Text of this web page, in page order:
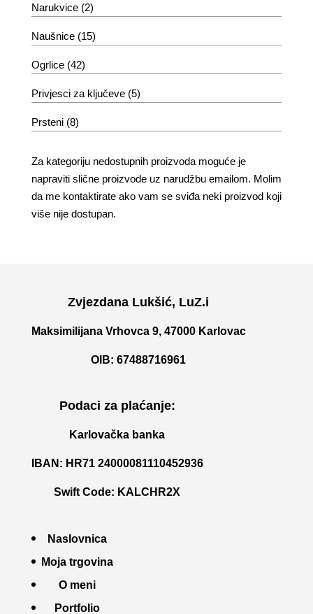
Narukvice (2)
Naušnice (15)
Ogrlice (42)
Privjesci za ključeve (5)
Prsteni (8)
Za kategoriju nedostupnih proizvoda moguće je
napraviti slične proizvode uz narudžbu emailom. Molim
da me kontaktirate ako vam se sviđa neki proizvod koji
više nije dostupan.
Zvjezdana Lukšić, LuZ.i
Maksimilijana Vrhovca 9, 47000 Karlovac
OIB: 67488716961
Podaci za plaćanje:
Karlovačka banka
IBAN: HR71 24000081110452936
Swift Code: KALCHR2X
Naslovnica
Moja trgovina
O meni
Portfolio